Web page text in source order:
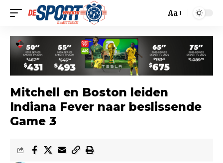
Aa
Mitchell en Boston leiden
Indiana Fever naar beslissende
Game 3